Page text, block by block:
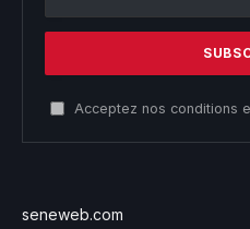
Acceptez nos conditions
seneweb.com